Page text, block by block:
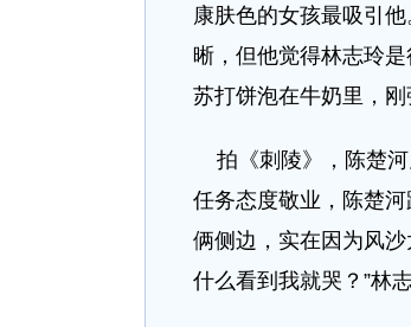
康肤色的女孩最吸引
晰，但他觉得林志玲
苏打饼泡在牛奶里，
拍《刺陵》，陈楚河
任务态度敬业，陈楚
俩侧边，实在因为风
什么看到我就哭？”林